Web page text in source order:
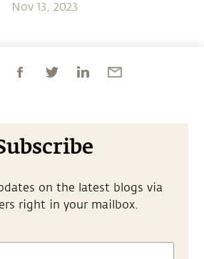
Nov 13, 2023
on the latest blogs via
right in your mailbox.